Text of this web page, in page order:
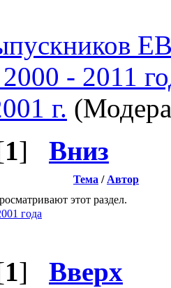
- 2011
г.
1] Вниз
Тема / Автор
этот раздел.
года
1] Вверх